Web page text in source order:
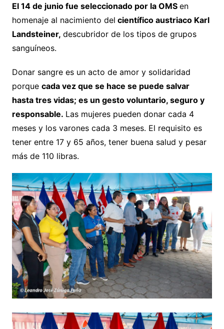
El 14 de junio fue seleccionado por la OMS en
homenaje al nacimiento del científico austriaco Karl
Landsteiner, descubridor de los tipos de grupos
sanguíneos.
Donar sangre es un acto de amor y solidaridad
porque cada vez que se hace se puede salvar
hasta tres vidas; es un gesto voluntario, seguro y
responsable. Las mujeres pueden donar cada 4
meses y los varones cada 3 meses. El requisito es
tener entre 17 y 65 años, tener buena salud y pesar
más de 110 libras.